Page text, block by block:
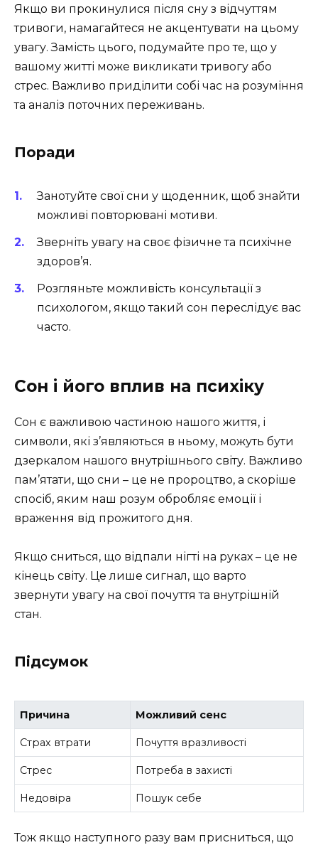
Якщо ви прокинулися після сну з відчуттям
тривоги, намагайтеся не акцентувати на цьому
увагу. Замість цього, подумайте про те, що у
вашому житті може викликати тривогу або
стрес. Важливо приділити собі час на розуміння
та аналіз поточних переживань.
Поради
Занотуйте свої сни у щоденник, щоб знайти
можливі повторювані мотиви.
Зверніть увагу на своє фізичне та психічне
здоров’я.
Розгляньте можливість консультації з
психологом, якщо такий сон переслідує вас
часто.
Сон і його вплив на психіку
Сон є важливою частиною нашого життя, і
символи, які з’являються в ньому, можуть бути
дзеркалом нашого внутрішнього світу. Важливо
пам’ятати, що сни – це не пророцтво, а скоріше
спосіб, яким наш розум обробляє емоції і
враження від прожитого дня.
Якщо сниться, що відпали нігті на руках – це не
кінець світу. Це лише сигнал, що варто
звернути увагу на свої почуття та внутрішній
стан.
Підсумок
Причина Можливий сенс
Страх втрати Почуття вразливості
Стрес Потреба в захисті
Недовіра Пошук себе
Тож якщо наступного разу вам присниться, що